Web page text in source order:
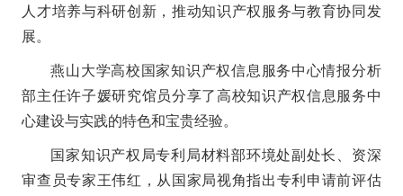
人才培养与科研创新，推动知识产权服务与教育协同发
展。
燕山大学高校国家知识产权信息服务中心情报分析
部主任许子媛研究馆员分享了高校知识产权信息服务中
心建设与实践的特色和宝贵经验。
国家知识产权局专利局材料部环境处副处长、资深
审查员专家王伟红，从国家局视角指出专利申请前评估